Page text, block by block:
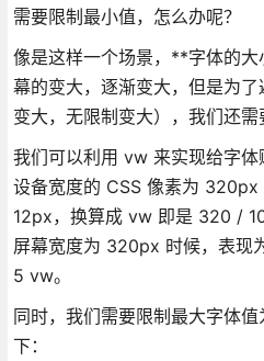
需要限制最小值，怎么办呢？
像是这样一个场景，**字体的
幕的变大，逐渐变大，但是为
变大，无限制变大），我们还
我们可以利用 vw 来实现给字体
设备宽度的 CSS 像素为 320px
12px，换算成 vw 即是 320 /
屏幕宽度为 320px 时候，表现
5 vw。
同时，我们需要限制最大字体
下：